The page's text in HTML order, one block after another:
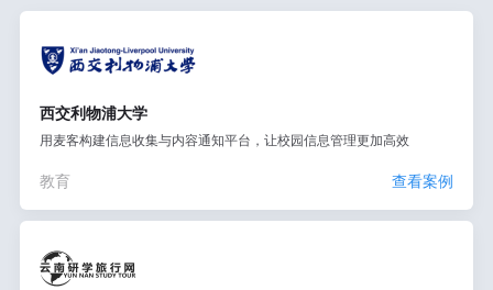
西交利物浦大学
用麦客构建信息收集与内容通知平台，让校园信息管理更加高效
教育 查看案例